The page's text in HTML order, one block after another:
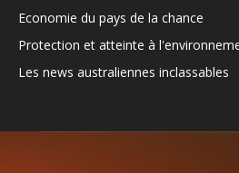
Economie du pays de la chance
Protection et atteinte à
Les news australiennes inclassables